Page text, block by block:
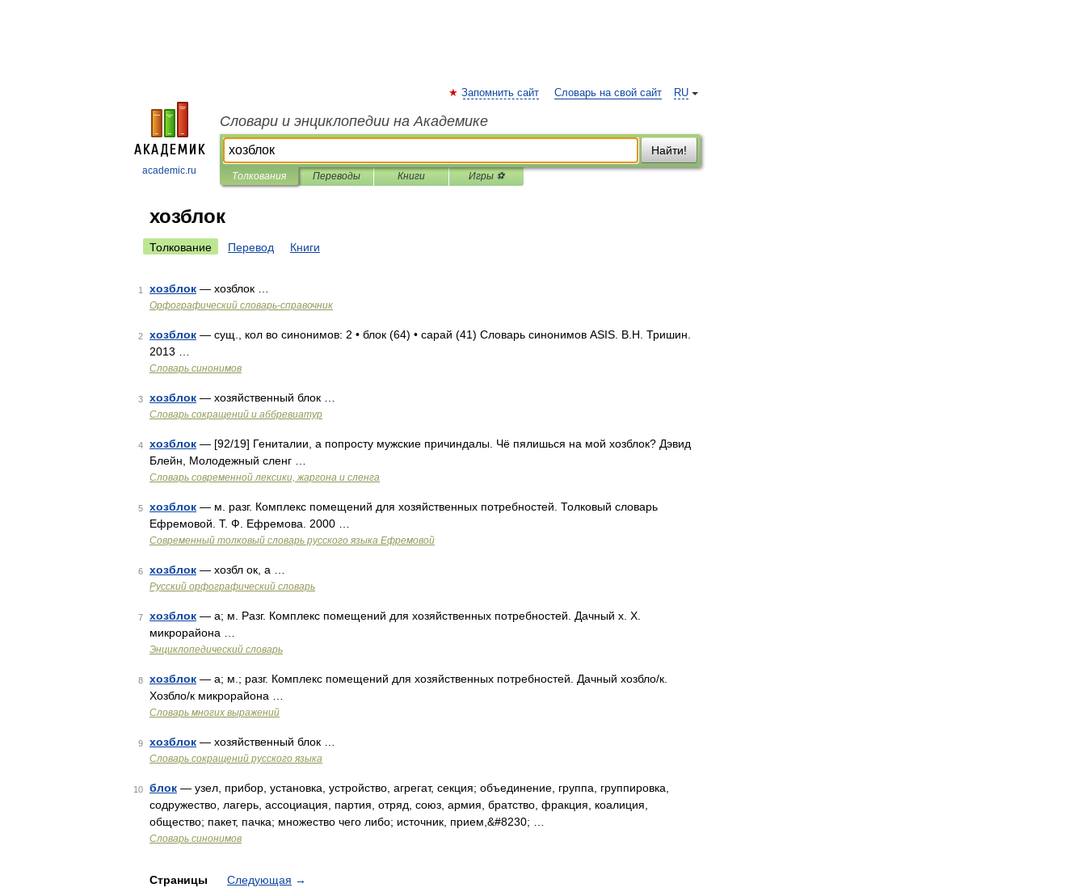
academic.ru
RU
Запомнить сайт Словарь на свой сайт
Словари и энциклопедии на Академике
Найти!
Толкования Переводы Книги Игры ⚽
хозблок
Толкование Перевод Книги
1 хозблок — хозблок …
Орфографический словарь-справочник
2 хозблок — сущ., кол во синонимов: 2 • блок (64) • сарай (41) Словарь синонимов ASIS. В.Н. Тришин.
2013 …
Словарь синонимов
3 хозблок — хозяйственный блок …
Словарь сокращений и аббревиатур
4 хозблок — [92/19] Гениталии, а попросту мужские причиндалы. Чё пялишься на мой хозблок? Дэвид
Блейн, Молодежный сленг …
Cловарь современной лексики, жаргона и сленга
5 хозблок — м. разг. Комплекс помещений для хозяйственных потребностей. Толковый словарь
Ефремовой. Т. Ф. Ефремова. 2000 …
Современный толковый словарь русского языка Ефремовой
6 хозблок — хозбл ок, а …
Русский орфографический словарь
7 хозблок — а; м. Разг. Комплекс помещений для хозяйственных потребностей. Дачный х. Х.
микрорайона …
Энциклопедический словарь
8 хозблок — а; м.; разг. Комплекс помещений для хозяйственных потребностей. Дачный хозбло/к.
Хозбло/к микрорайона …
Словарь многих выражений
9 хозблок — хозяйственный блок …
Словарь сокращений русского языка
10 блок — узел, прибор, установка, устройство, агрегат, секция; объединение, группа, группировка,
содружество, лагерь, ассоциация, партия, отряд, союз, армия, братство, фракция, коалиция,
общество; пакет, пачка; множество чего либо; источник, прием,&#8230; …
Словарь синонимов
Страницы Следующая →